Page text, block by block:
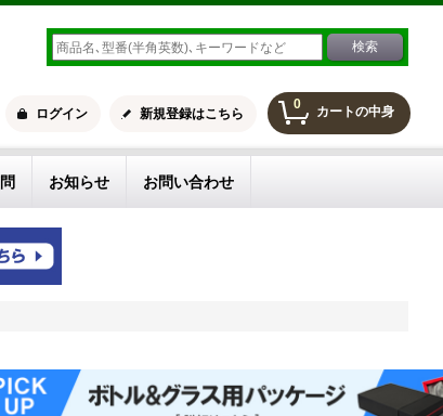
0 カートの中身
ログイン 新規登録はこちら
お知らせ お問い合わせ